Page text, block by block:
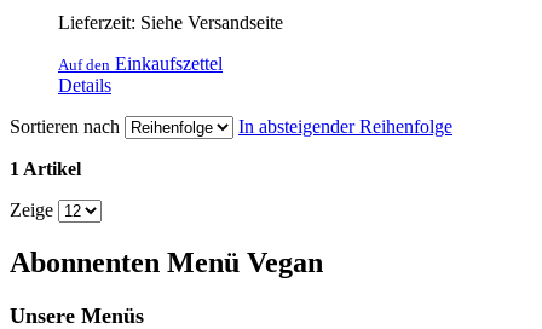
Lieferzeit: Siehe Versandseite
Auf den Einkaufszettel
Details
Sortieren nach
In absteigender Reihenfolge
1 Artikel
Zeige
Abonnenten Menü Vegan
Unsere Menüs